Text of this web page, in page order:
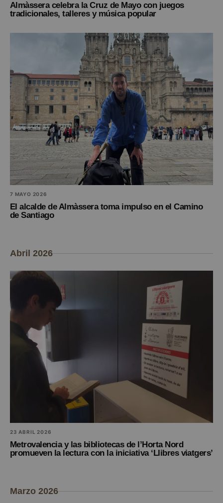
Almàssera celebra la Cruz de Mayo con juegos
tradicionales, talleres y música popular
7 MAYO 2026
El alcalde de Almàssera toma impulso en el Camino
de Santiago
Abril 2026
23 ABRIL 2026
Metrovalencia y las bibliotecas de l’Horta Nord
promueven la lectura con la iniciativa ‘Llibres viatgers’
Marzo 2026